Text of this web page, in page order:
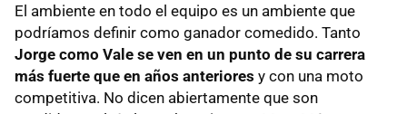
El ambiente en todo el equipo es un ambiente que
podríamos definir como ganador comedido. Tanto
Jorge como Vale se ven en un punto de su carrera
más fuerte que en años anteriores y con una moto
competitiva. No dicen abiertamente que son